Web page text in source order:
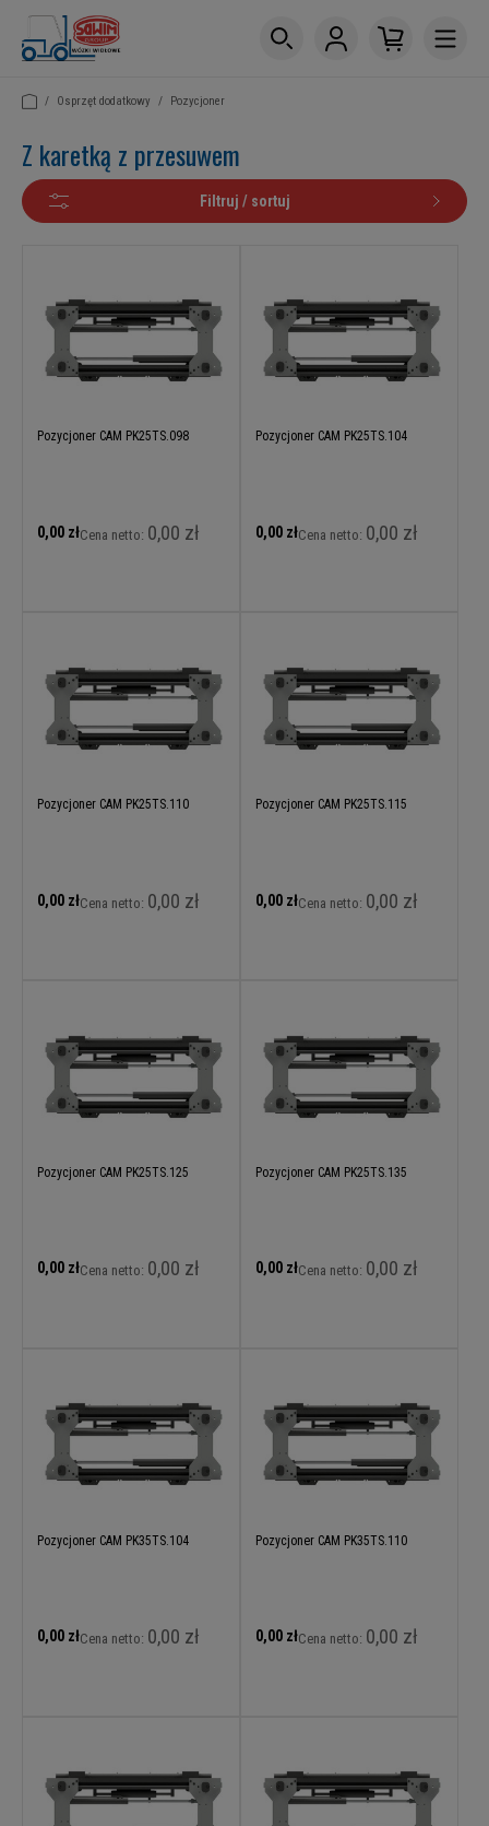
/ Osprzęt dodatkowy / Pozycjoner
Z karetką z przesuwem
Filtruj / sortuj
Pozycjoner CAM PK25TS.098
0,00 złCena netto: 0,00 zł
Pozycjoner CAM PK25TS.104
0,00 złCena netto: 0,00 zł
Pozycjoner CAM PK25TS.110
0,00 złCena netto: 0,00 zł
Pozycjoner CAM PK25TS.115
0,00 złCena netto: 0,00 zł
Pozycjoner CAM PK25TS.125
0,00 złCena netto: 0,00 zł
Pozycjoner CAM PK25TS.135
0,00 złCena netto: 0,00 zł
Pozycjoner CAM PK35TS.104
0,00 złCena netto: 0,00 zł
Pozycjoner CAM PK35TS.110
0,00 złCena netto: 0,00 zł